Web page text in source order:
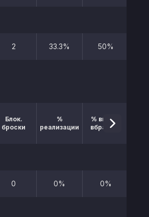
2 33.3% 50%
Блок.
броски
%
реализации
% выигр.
вбрасыв.
0 0% 0%